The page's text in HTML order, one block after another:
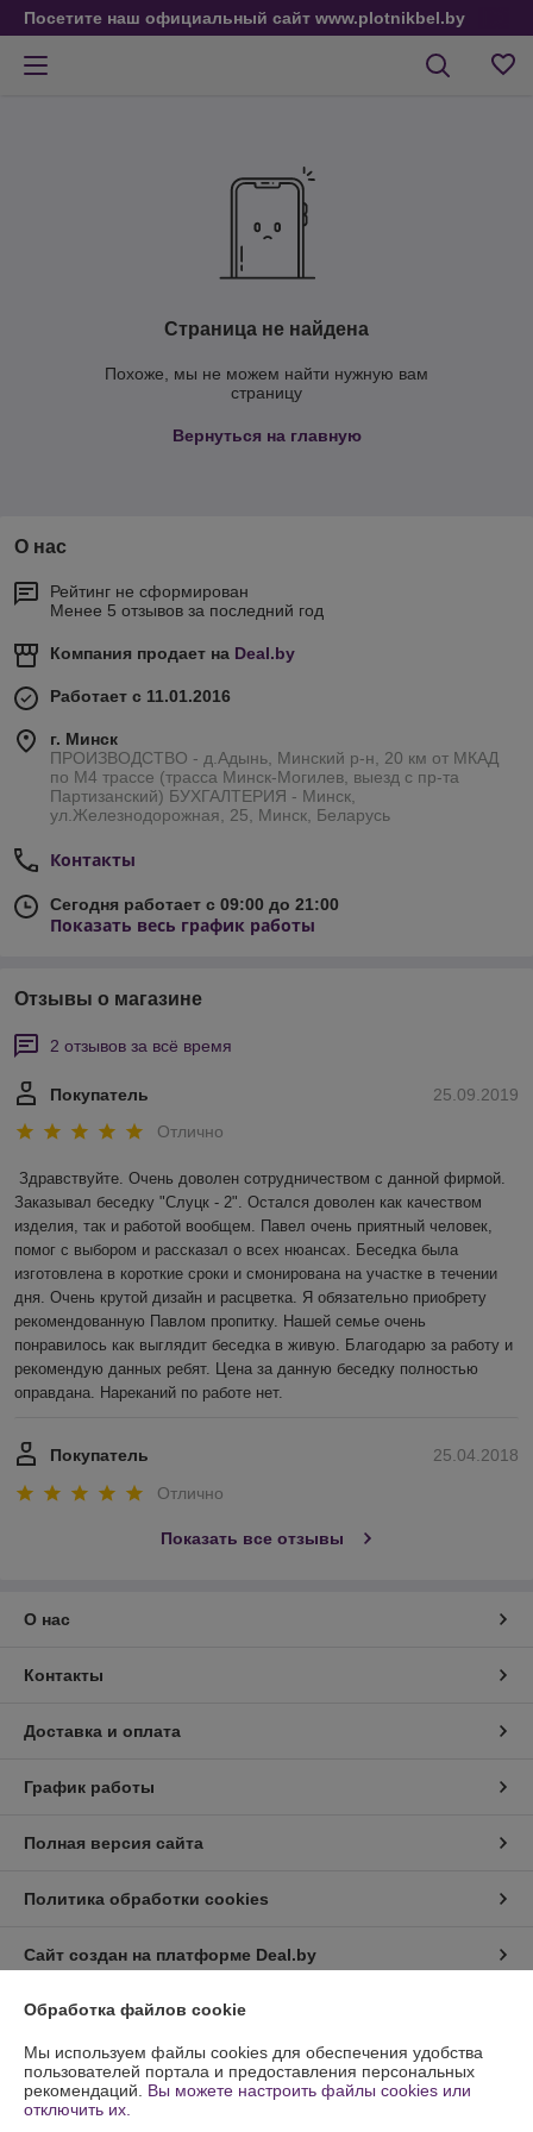
Посетите наш официальный сайт www.plotnikbel.by
Страница не найдена
Похоже, мы не можем найти нужную вам
страницу
Вернуться на главную
О нас
Рейтинг не сформирован
Менее 5 отзывов за последний год
Компания продает на Deal.by
Работает с 11.01.2016
г. Минск
ПРОИЗВОДСТВО - д.Адынь, Минский р-н, 20 км от МКАД
по М4 трассе (трасса Минск-Могилев, выезд с пр-та
Партизанский) БУХГАЛТЕРИЯ - Минск,
ул.Железнодорожная, 25, Минск, Беларусь
Контакты
Сегодня работает с 09:00 до 21:00
Показать весь график работы
Отзывы о магазине
2 отзывов за всё время
25.09.2019
Покупатель
Отлично
Здравствуйте. Очень доволен сотрудничеством с данной фирмой.
Заказывал беседку "Слуцк - 2". Остался доволен как качеством
изделия, так и работой вообщем. Павел очень приятный человек,
помог с выбором и рассказал о всех нюансах. Беседка была
изготовлена в короткие сроки и смонирована на участке в течении
дня. Очень крутой дизайн и расцветка. Я обязательно приобрету
рекомендованную Павлом пропитку. Нашей семье очень
понравилось как выглядит беседка в живую. Благодарю за работу и
рекомендую данных ребят. Цена за данную беседку полностью
оправдана. Нареканий по работе нет.
25.04.2018
Покупатель
Отлично
Показать все отзывы
О нас
Контакты
Доставка и оплата
График работы
Полная версия сайта
Политика обработки cookies
Сайт создан на платформе Deal.by
Юридическое лицо:ООО ПлотникБЕЛ
223631 РБ Минская обл., Слуцкий р-н а.г.Весея ул.Шоссейная 9 пом. 2-
8
Обработка файлов cookie
Мы используем файлы cookies для обеспечения удобства
пользователей портала и предоставления персональных
рекомендаций. Вы можете настроить файлы cookies или
отключить их.